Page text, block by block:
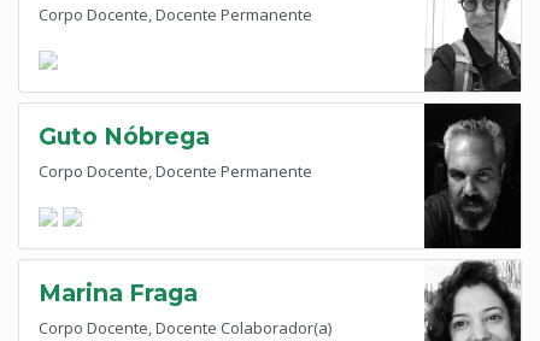
Corpo Docente, Docente Permanente
Guto Nóbrega
Corpo Docente, Docente Permanente
Marina Fraga
Corpo Docente, Docente Colaborador(a)